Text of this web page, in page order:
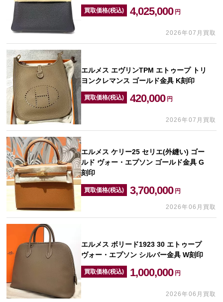
買取価格(税込) 4,025,000 円
2026年07月買取
エルメス エヴリンTPM エトゥープ トリ
ヨンクレマンス ゴールド金具 K刻印
買取価格(税込) 420,000 円
2026年07月買取
エルメス ケリー25 セリエ(外縫い) ゴー
ルド ヴォー・エプソン ゴールド金具 G
刻印
買取価格(税込) 3,700,000 円
2026年06月買取
エルメス ボリード1923 30 エトゥープ
ヴォー・エプソン シルバー金具 W刻印
買取価格(税込) 1,000,000 円
2026年06月買取